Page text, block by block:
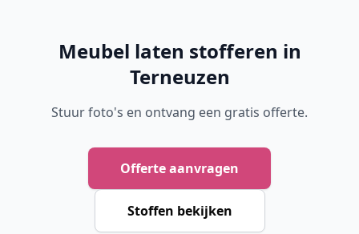
Meubel laten stofferen in
Terneuzen
Stuur foto's en ontvang een gratis offerte.
Offerte aanvragen
Stoffen bekijken